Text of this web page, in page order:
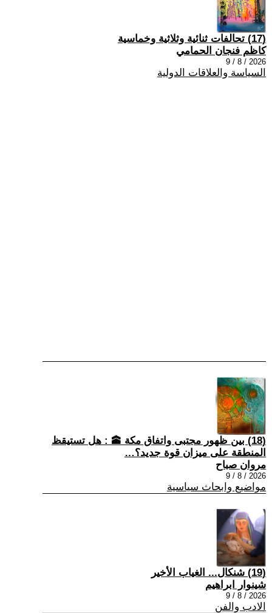
(17) تحالفات ثنائية وثلاثية وخماسية
كاظم فنجان الحمامي
2026 / 8 / 9
السياسة والعلاقات الدولية
(18) بين ظهور مجتبى واتفاق مكة 🕋 : هل تستيقظ
المنطقة على ميزان قوة جديد؟…
مروان صباح
2026 / 8 / 9
مواضيع وابحاث سياسية
(19) شنكال... الغياب الأخير
شينوار ابراهيم
2026 / 8 / 9
الادب والفن